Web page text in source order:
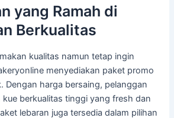
yang Ramah di
Berkualitas
kualitas namun tetap ingin
menyediakan paket promo
Dengan harga bersaing, pelanggan
berkualitas tinggi yang fresh dan
lebaran juga tersedia dalam pilihan